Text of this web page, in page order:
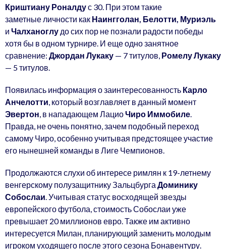
Криштиану Роналдус 30. При этом такие
заметные личности как Наингголан, Белотти, Муриэль
и Чалханоглу до сих пор не познали радости победы
хотя бы в одном турнире. И еще одно занятное
сравнение: Джордан Лукаку — 7 титулов, Ромелу Лукаку
— 5 титулов.
Появилась информация о заинтересованность Карло
Анчелотти , который возглавляет в данный момент
Эвертон , в нападающем ЛациоЧиро Иммобиле
Правда, не очень понятно, зачем подобный переход
самому Чиро, особенно учитывая предстоящее участие
его нынешней команды в Лиге Чемпионов.
Продолжаются слухи об интересе римлян к 19-летнему
венгерскому полузащитнику Зальцбурга Доминику
Собослаи . Учитывая статус восходящей звезды
европейского футбола, стоимость Собослаи уже
превышает 20 миллионов евро. Также им активно
интересуется Милан, планирующий заменить молодым
игроком уходящего после этого сезона Бонавентуру.